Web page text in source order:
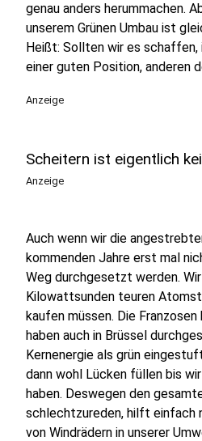
genau anders herummachen.
unserem Grünen Umbau ist
Heißt: Sollten wir es schaffen,
einer guten Position, anderen
Anzeige
Scheitern ist eigentlich
Anzeige
Auch wenn wir die
kommenden Jahre erst mal
Weg durchgesetzt werden.
Kilowattsunden teuren
kaufen müssen. Die
haben auch in Brüssel
Kernenergie als grün
dann wohl Lücken füllen bis
haben. Deswegen den
schlechtzureden, hilft einfach
von Windrädern in unserer